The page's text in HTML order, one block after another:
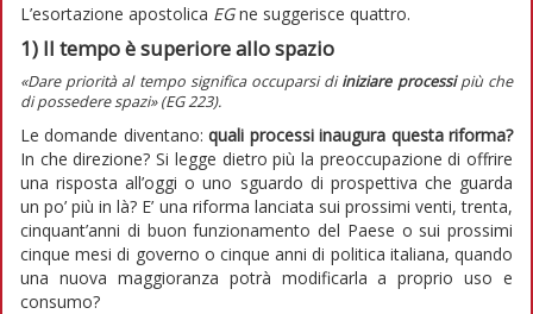
L’esortazione apostolica EGne suggerisce quattro.
1) Il tempo è superiore allo spazio
«Dare priorità al tempo significa occuparsidiiniziare processipiù che
di possedere spazi» (EG223).
Le domande diventano:quali processi inaugura questa riforma?
In che direzione? Si legge dietro più la preoccupazione di offrire
una risposta all’oggi o uno sguardo di prospettiva che guarda
un po’ più in là? E’ una riforma lanciata sui prossimi venti, trenta,
cinquant’anni di buon funzionamento del Paese o sui prossimi
cinque mesi di governo o cinque anni di politica italiana, quando
una nuova maggioranza potrà modificarla a proprio uso e
consumo?